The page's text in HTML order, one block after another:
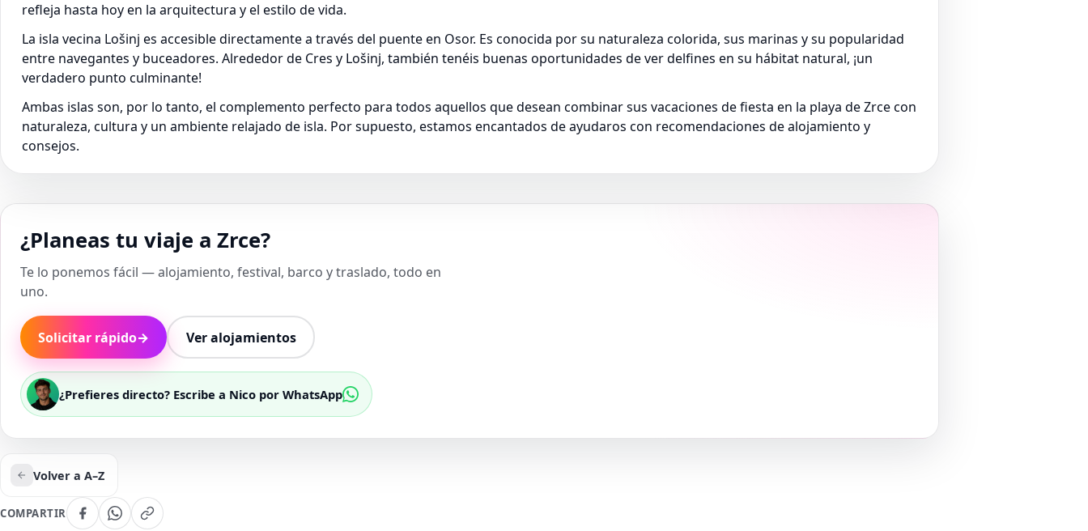
refleja hasta hoy en la arquitectura y el estilo de vida.
La isla vecina Lošinj es accesible directamente a través del puente en Osor. Es conocida por su naturaleza colorida, sus marinas y su popularidad
entre navegantes y buceadores. Alrededor de Cres y Lošinj, también tenéis buenas oportunidades de ver delfines en su hábitat natural, ¡un
verdadero punto culminante!
Ambas islas son, por lo tanto, el complemento perfecto para todos aquellos que desean combinar sus vacaciones de fiesta en la playa de Zrce con
naturaleza, cultura y un ambiente relajado de isla. Por supuesto, estamos encantados de ayudaros con recomendaciones de alojamiento y
consejos.
¿Planeas tu viaje a Zrce?
Te lo ponemos fácil — alojamiento, festival, barco y traslado, todo en
uno.
Solicitar rápido→ Ver alojamientos
¿Prefieres directo? Escribe a Nico por WhatsApp
Volver a A–Z
COMPARTIR